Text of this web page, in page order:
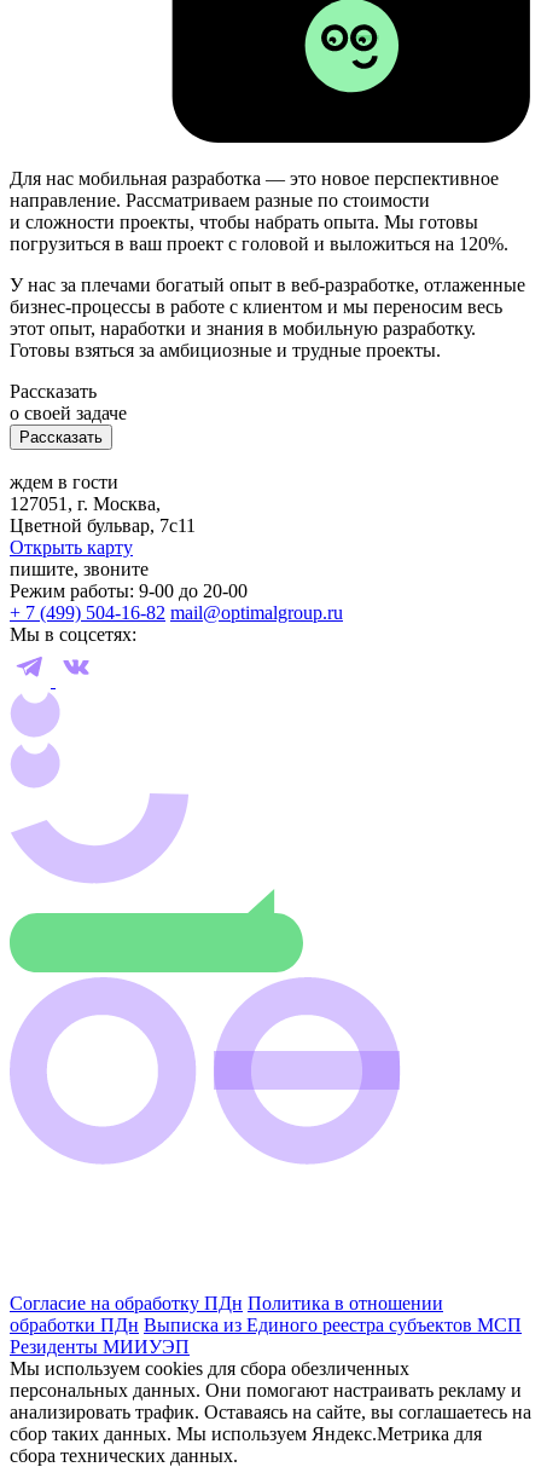
Для нас мобильная разработка — это новое перспективное
направление. Рассматриваем разные по стоимости
и сложности проекты, чтобы набрать опыта. Мы готовы
погрузиться в ваш проект с головой и выложиться на 120%.
У нас за плечами богатый опыт в веб-разработке, отлаженные
бизнес-процессы в работе с клиентом и мы переносим весь
этот опыт, наработки и знания в мобильную разработку.
Готовы взяться за амбициозные и трудные проекты.
Рассказать
о своей задаче
Рассказать
ждем в гости
127051, г. Москва,
Цветной бульвар, 7с11
Открыть карту
пишите, звоните
Режим работы: 9-00 до 20-00
+ 7 (499) 504-16-82 mail@optimalgroup.ru
Мы в соцсетях:
Согласие на обработку ПДн Политика в отношении
обработки ПДн Выписка из Единого реестра субъектов МСП
Резиденты МИИУЭП
Мы используем cookies для сбора обезличенных
персональных данных. Они помогают настраивать рекламу и
анализировать трафик. Оставаясь на сайте, вы соглашаетесь на
сбор таких данных. Мы используем Яндекс.Метрика для
сбора технических данных.